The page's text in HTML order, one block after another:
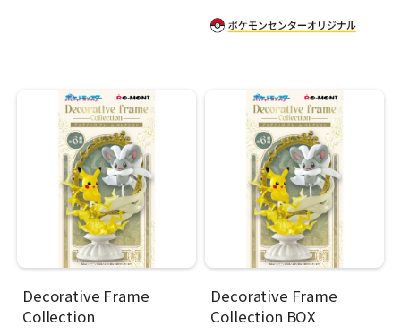
Decorative Frame
Collection
Decorative Frame
Collection BOX